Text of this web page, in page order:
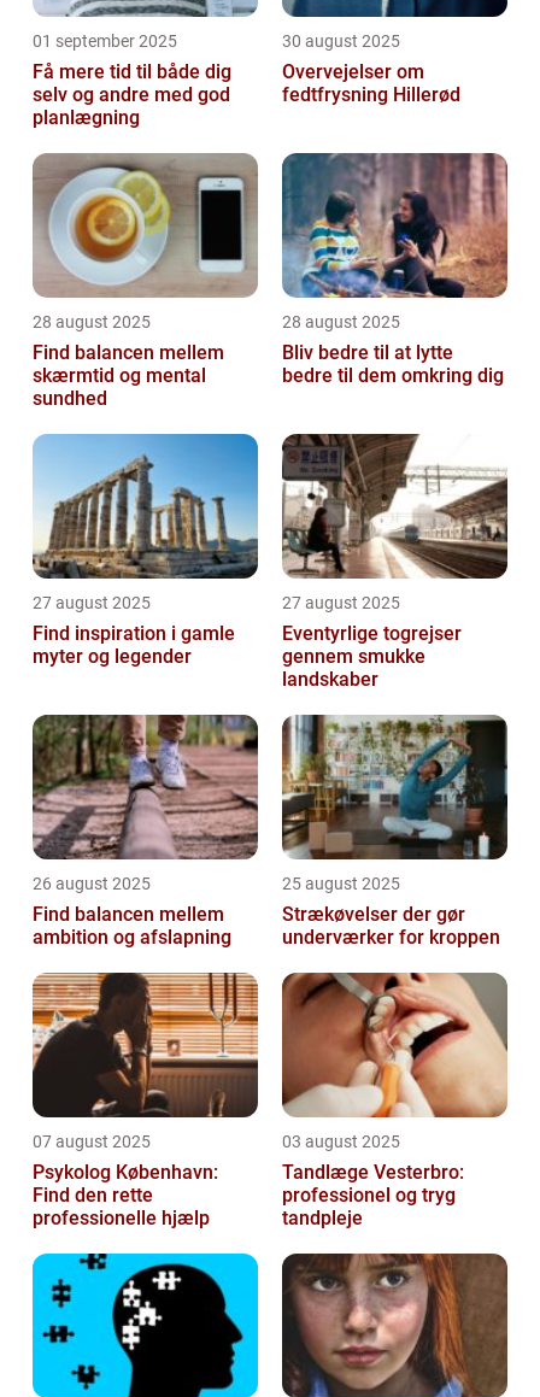
01 september 2025
Få mere tid til både dig
selv og andre med god
planlægning
30 august 2025
Overvejelser om
fedtfrysning Hillerød
28 august 2025
Find balancen mellem
skærmtid og mental
sundhed
28 august 2025
Bliv bedre til at lytte
bedre til dem omkring dig
27 august 2025
Find inspiration i gamle
myter og legender
27 august 2025
Eventyrlige togrejser
gennem smukke
landskaber
26 august 2025
Find balancen mellem
ambition og afslapning
25 august 2025
Strækøvelser der gør
underværker for kroppen
07 august 2025
Psykolog København:
Find den rette
professionelle hjælp
03 august 2025
Tandlæge Vesterbro:
professionel og tryg
tandpleje